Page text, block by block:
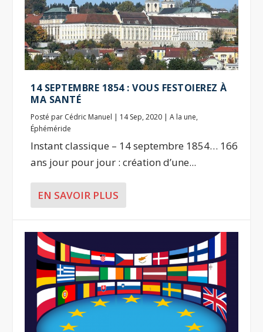
14 SEPTEMBRE 1854 : VOUS FESTOIEREZ À
MA SANTÉ
Posté par Cédric Manuel | 14 Sep, 2020 |A la une,
Éphéméride
Instant classique – 14 septembre 1854… 166
ans jour pour jour : création d’une...
EN SAVOIR PLUS